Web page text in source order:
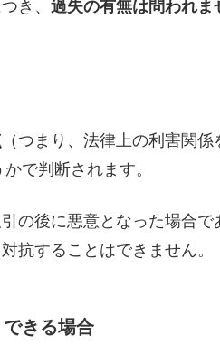
き、 過失の有無は問われま
（つまり、法律上の利害関
で判断されます。
の後に悪意となった場合
抗することはできません。
きる場合